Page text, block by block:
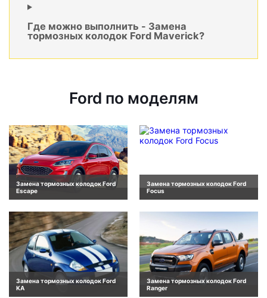
Где можно выполнить - Замена
тормозных колодок Ford Maverick?
Ford по моделям
Замена тормозных колодок Ford
Escape
Замена тормозных колодок Ford
Focus
Замена тормозных колодок Ford
KA
Замена тормозных колодок Ford
Ranger